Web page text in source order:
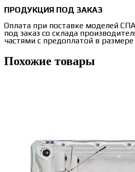
ПРОДУКЦИЯ ПОД ЗАКАЗ
Оплата при поставке моделей
под заказ со склада
частями с предоплатой в
Похожие товары